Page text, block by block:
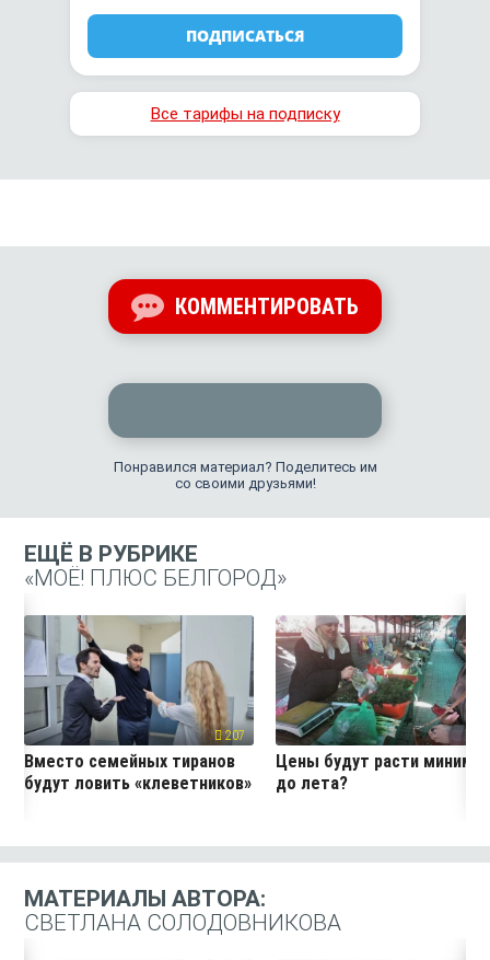
ПОДПИСАТЬСЯ
Все тарифы на подписку
КОММЕНТИРОВАТЬ
Понравился материал? Поделитесь им
со своими друзьями!
ЕЩЁ В РУБРИКЕ
«МОЁ! ПЛЮС БЕЛГОРОД»
207
Вместо семейных тиранов
будут ловить «клеветников»
Цены будут расти
до лета?
МАТЕРИАЛЫ АВТОРА:
СВЕТЛАНА СОЛОДОВНИКОВА